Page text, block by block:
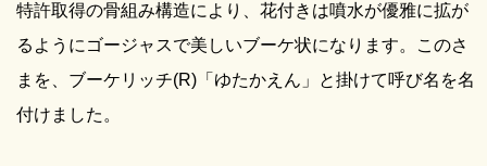
特許取得の骨組み構造により、花付きは噴水が優雅に拡が
るようにゴージャスで美しいブーケ状になります。このさ
まを、ブーケリッチ(R)「ゆたかえん」と掛けて呼び名を名
付けました。